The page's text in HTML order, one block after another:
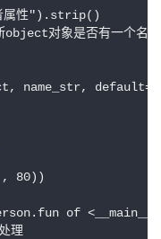
属性").strip()
对象是否有一个名为
name_str,
80))
of
理